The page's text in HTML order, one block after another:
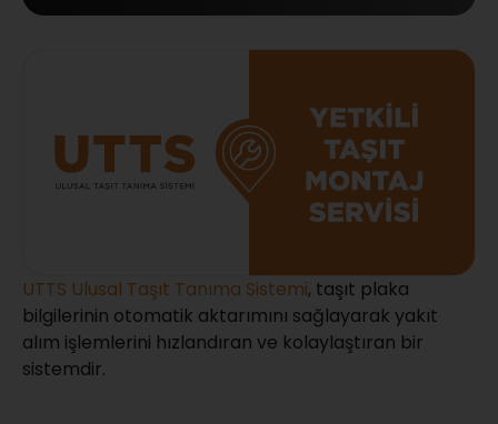
UTTS Ulusal Taşıt Tanıma Sistemi, taşıt plaka
bilgilerinin otomatik aktarımını sağlayarak yakıt
alım işlemlerini hızlandıran ve kolaylaştıran bir
sistemdir.